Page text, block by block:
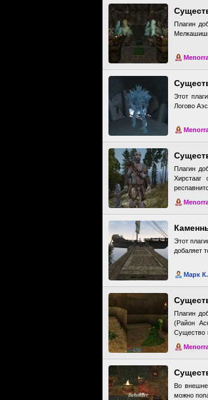
Плагин
Этот
Логово
Плагин
Этот
добаляет
Марк
Плагин
(Район
Существо
обычному
Во
можно